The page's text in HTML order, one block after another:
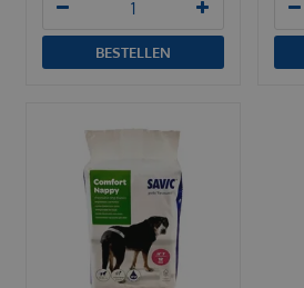
BESTELLEN